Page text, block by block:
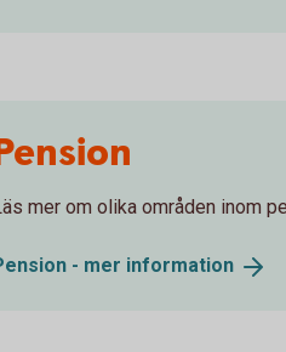
mer om olika områden inom
- mer information